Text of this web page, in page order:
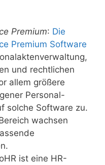
Premium: Die
Premium Software
und rechtlichen
allem größere
Personal-
solche Software zu.
wachsen
ist eine HR-